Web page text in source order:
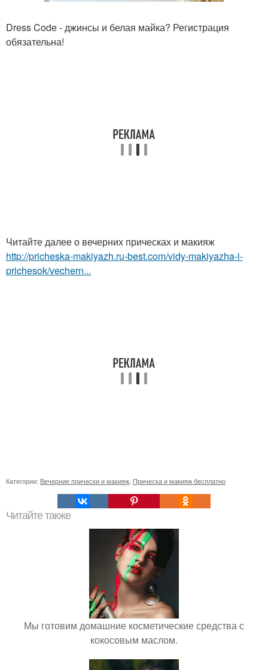
Dress Code - джинсы и белая майка? Регистрация
обязательна!
Читайте далее о вечерних прическах и макияж
http://pricheska-makiyazh.ru-best.com/vidy-makiyazha-i-
prichesok/vechern...
Категории: Вечерние прически и макияж Прическа и макияж бесплатно
Читайте также
Мы готовим домашние косметические средства с
кокосовым маслом.